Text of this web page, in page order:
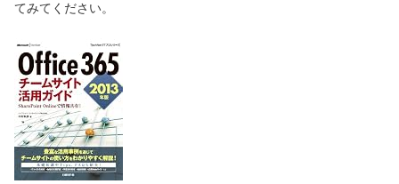
てみてください。